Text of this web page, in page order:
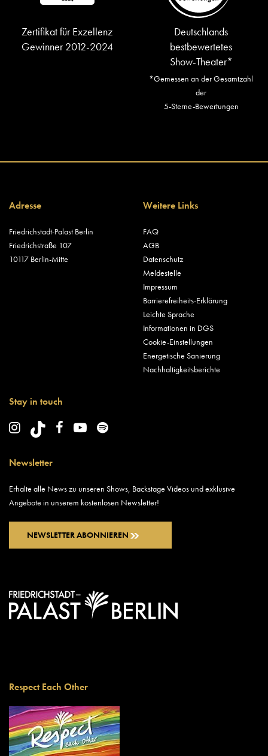
Zertifikat für Exzellenz
Gewinner 2012-2024
Deutschlands
bestbewertetes
Show-Theater*
*Gemessen an der Gesamtzahl
der
5-Sterne-Bewertungen
Adresse
Friedrichstadt-Palast Berlin
Friedrichstraße 107
10117 Berlin-Mitte
Weitere Links
FAQ
AGB
Datenschutz
Meldestelle
Impressum
Barrierefreiheits-Erklärung
Leichte Sprache
Informationen in DGS
Cookie-Einstellungen
Energetische Sanierung
Nachhaltigkeitsberichte
Stay in touch
Newsletter
Erhalte alle News zu unseren Shows, Backstage Videos und exklusive
Angebote in unserem kostenlosen Newsletter!
NEWSLETTER ABONNIEREN
Respect Each Other